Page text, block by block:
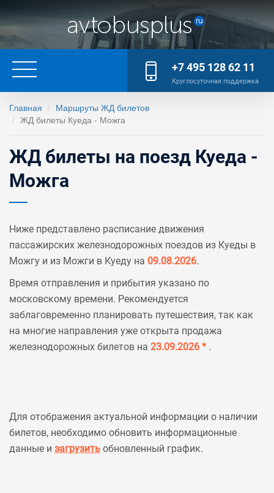
+7 495 128 62 11
Круглосуточная поддержка
Главная
Маршруты ЖД билетов
ЖД билеты Куеда - Можга
ЖД билеты на поезд Куеда -
Можга
Ниже представлено расписание движения
пассажирских железнодорожных поездов из Куеды в
Можгу и из Можги в Куеду на 09.08.2026.
Время отправления и прибытия указано по
московскому времени. Рекомендуется
заблаговременно планировать путешествия, так как
на многие направления уже открыта продажа
железнодорожных билетов на 23.09.2026 * .
Для отображения актуальной информации о наличии
билетов, необходимо обновить информационные
данные и загрузить обновленный график.